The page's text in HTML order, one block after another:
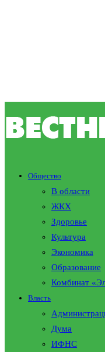
Общество
В области
ЖКХ
Здоровье
Культура
Экономика
Образование
Комбинат
Власть
Дума
ИФНС